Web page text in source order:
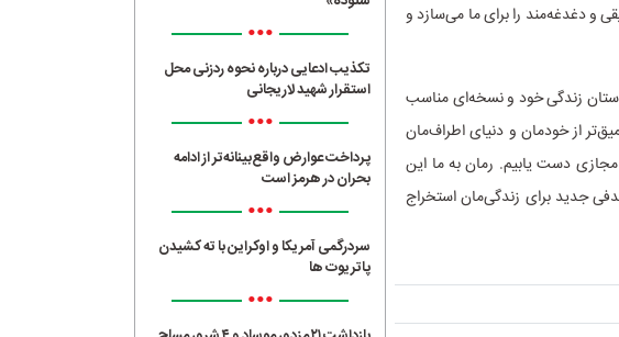
و دغدغه‌مند را برای ما می‌سازد و
زندگی خود و نسخه‌ای مناسب
از خودمان و دنیای اطراف‌مان
دست یابیم. رمان به ما این
جدید برای زندگی‌مان استخراج
•••
تکذیب ادعایی درباره نحوه ردزنی محل
استقرار شهید لاریجانی
•••
پرداخت عوارض واقع‌بینانه‌تر از ادامه
بحران در هرمز است
•••
سردرگمی آمریکا و اوکراین با ته کشیدن
پاتریوت ها
•••